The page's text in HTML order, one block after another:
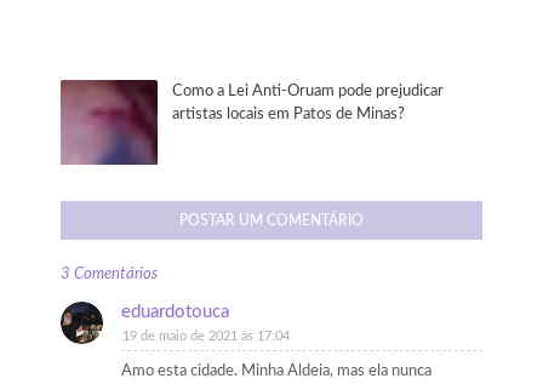
Como a Lei Anti-Oruam pode prejudicar
artistas locais em Patos de Minas?
POSTAR UM COMENTÁRIO
3 Comentários
eduardotouca
19 de maio de 2021 às 17:04
Amo esta cidade. Minha Aldeia, mas ela nunca